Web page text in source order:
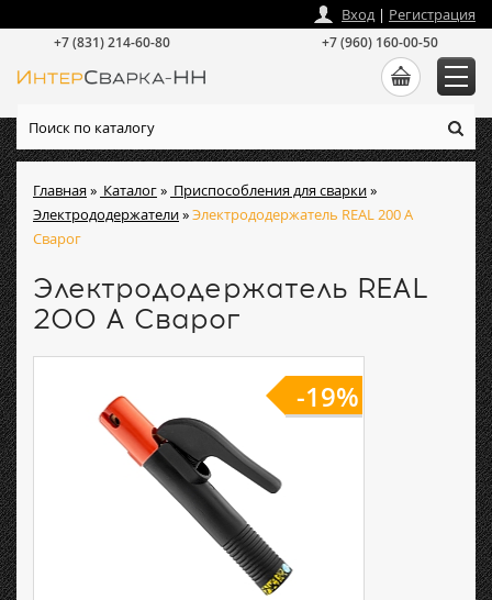
Главная» Каталог» Приспособления для сварки»
Электрододержатели»Электрододержатель REAL 200 А
Сварог
Электрододержатель REAL
200 А Сварог
-19%
Вход| Регистрация
+7 (831) 214-60-80 +7 (960) 160-00-50